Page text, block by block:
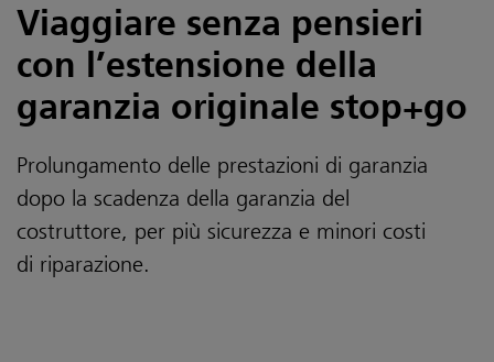
Viaggiare senza pensieri
con l’estensione della
garanzia originale stop+go
Prolungamento delle prestazioni di garanzia
dopo la scadenza della garanzia del
costruttore, per più sicurezza e minori costi
di riparazione.